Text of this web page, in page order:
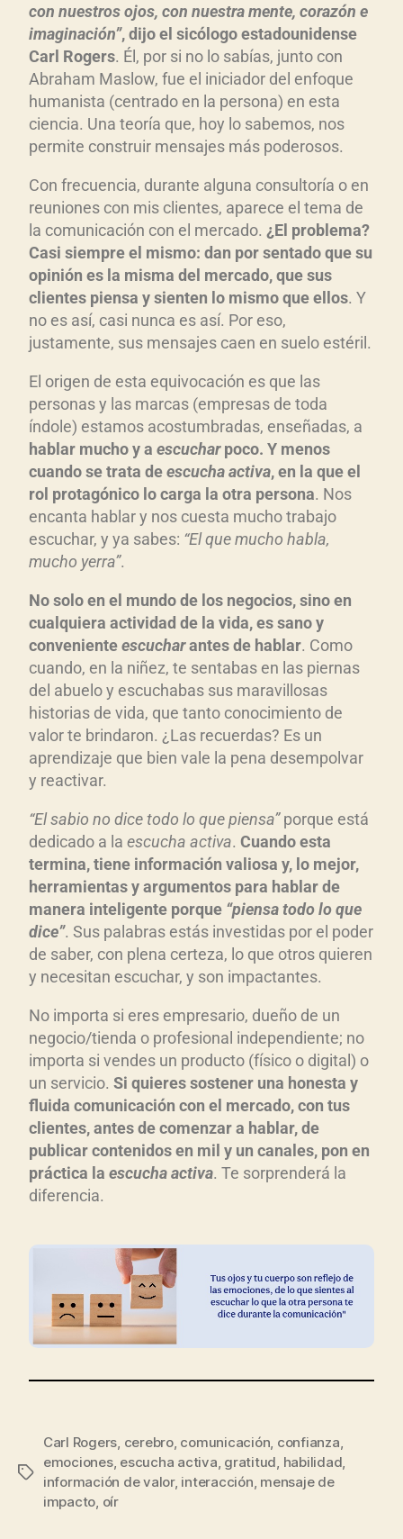
con nuestros ojos, con nuestra mente, corazón e
imaginación”, dijo el sicólogo estadounidense
Carl Rogers. Él, por si no lo sabías, junto con
Abraham Maslow, fue el iniciador del enfoque
humanista (centrado en la persona) en esta
ciencia. Una teoría que, hoy lo sabemos, nos
permite construir mensajes más poderosos.
Con frecuencia, durante alguna consultoría o en
reuniones con mis clientes, aparece el tema de
la comunicación con el mercado. ¿El problema?
Casi siempre el mismo: dan por sentado que su
opinión es la misma del mercado, que sus
clientes piensa y sienten lo mismo que ellos. Y
no es así, casi nunca es así. Por eso,
justamente, sus mensajes caen en suelo estéril.
El origen de esta equivocación es que las
personas y las marcas (empresas de toda
índole) estamos acostumbradas, enseñadas, a
hablar mucho y a escucharpoco. Y menos
cuando se trata deescucha activa, en la que el
rol protagónico lo carga la otra persona. Nos
encanta hablar y nos cuesta mucho trabajo
escuchar, y ya sabes: “El que mucho habla,
mucho yerra”.
No solo en el mundo de los negocios, sino en
cualquiera actividad de la vida, es sano y
convenienteescucharantes de hablar. Como
cuando, en la niñez, te sentabas en las piernas
del abuelo y escuchabas sus maravillosas
historias de vida, que tanto conocimiento de
valor te brindaron. ¿Las recuerdas? Es un
aprendizaje que bien vale la pena desempolvar
y reactivar.
“El sabio no dice todo lo que piensa”porque está
dedicado a la escucha activa. Cuando esta
termina, tiene información valiosa y, lo mejor,
herramientas y argumentos para hablar de
manera inteligente porque “piensa todo lo que
dice”. Sus palabras estás investidas por el poder
de saber, con plena certeza, lo que otros quieren
y necesitan escuchar, y son impactantes.
No importa si eres empresario, dueño de un
negocio/tienda o profesional independiente; no
importa si vendes un producto (físico o digital) o
un servicio. Si quieres sostener una honesta y
fluida comunicación con el mercado, con tus
clientes, antes de comenzar a hablar, de
publicar contenidos en mil y un canales, pon en
práctica la escucha activa. Te sorprenderá la
diferencia.
Carl Rogers, cerebro, comunicación, confianza,
emociones, escucha activa, gratitud, habilidad,
información de valor, interacción, mensaje de
impacto, oír